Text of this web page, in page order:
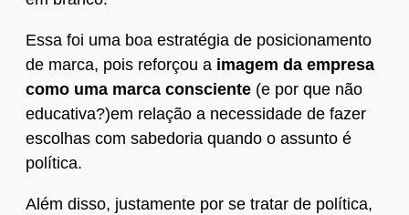
Essa foi uma boa estratégia de posicionamento
de marca, pois reforçou a imagem da empresa
como uma marca consciente (e por que não
educativa?)em relação a necessidade de fazer
escolhas com sabedoria quando o assunto é
política.
Além disso, justamente por se tratar de política,